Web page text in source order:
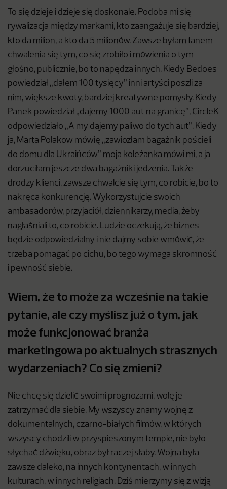
To się dzieje i dzieje się doskonale. Podoba mi się
rywalizacja między markami, kto zaangażuje się bardziej,
kto da milion, a kto da 5 milionów. Zawsze byłam fanem
chwalenia się tym, co się zrobiło i mówienia o tym
głośno, publicznie, bo to napędza innych. Kiedy Bedoes
powiedział „dałem 100 tysięcy” inni artyści poszli za
nim, większe kwoty, bardziej kreatywne pomysły. Kiedy
Panek powiedział „dajemy 1000 aut na granicę”, CircleK
odpowiedziało „A my dajemy paliwo do tych aut”. Kiedy
ja, Marta Polakow mówię „zawiozłam bagażnik pościeli
do domu dla Ukraińców” moja koleżanka mówi mi, a ja
dorzuciłam jeszcze dwa bagażniki jedzenia. Także
drodzy klienci, zawsze chwalcie się tym, co robicie, bo to
nakręca konkurencję. Wykorzystujcie swoich
ambasadorów, przyjaciół, dziennikarzy, media, żeby
nagłaśniali to, co robicie. Ludzie oczekują, że biznes
będzie odpowiedzialny i nie dajmy sobie wmówić, że
trzeba pomagać po cichu, bo tego wymaga skromność
i pewność siebie.
Wiem, że to może za wcześnie na takie
pytanie, ale czy myślisz już o tym, jak
może funkcjonować branża
marketingowa po aktualnych strasznych
wydarzeniach? Co się zmieni?
Nie chcę się dzielić swoimi prognozami, wolę je
zatrzymać dla siebie. My wszyscy znamy wojnę z
dokumentalnych, czarno-białych filmów, w których
wszyscy chodzili w przyspieszonym tempie, nie było
słychać dźwięku, obraz był raczej słaby. Wojna była
zawsze daleko, na innych kontynentach, w innych
kulturach, w innych religiach. Dziś mierzymy się z wizją